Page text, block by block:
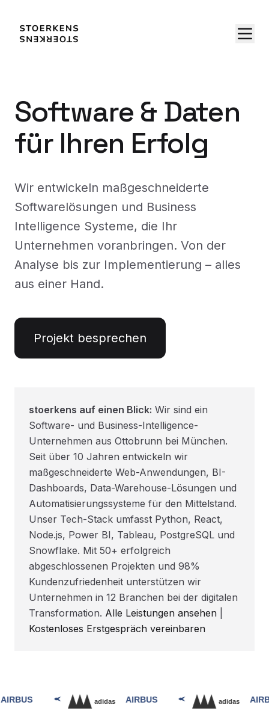
Software & Daten
für Ihren Erfolg
Wir entwickeln maßgeschneiderte
Softwarelösungen und Business
Intelligence Systeme, die Ihr
Unternehmen voranbringen. Von der
Analyse bis zur Implementierung – alles
aus einer Hand.
Projekt besprechen
stoerkens auf einen Blick: Wir sind ein
Software- und Business-Intelligence-
Unternehmen aus Ottobrunn bei München.
Seit über 10 Jahren entwickeln wir
maßgeschneiderte Web-Anwendungen, BI-
Dashboards, Data-Warehouse-Lösungen und
Automatisierungssysteme für den Mittelstand.
Unser Tech-Stack umfasst Python, React,
Node.js, Power BI, Tableau, PostgreSQL und
Snowflake. Mit 50+ erfolgreich
abgeschlossenen Projekten und 98%
Kundenzufriedenheit unterstützen wir
Unternehmen in 12 Branchen bei der digitalen
Transformation. Alle Leistungen ansehen
Kostenloses Erstgespräch vereinbaren